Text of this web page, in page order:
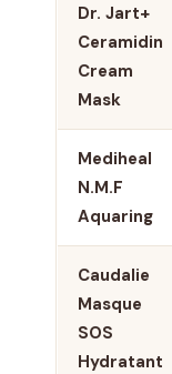
Dr. Jart+
Ceramidin
Cream
Mask
Mediheal
N.M.F
Aquaring
Caudalie
Masque
SOS
Hydratant